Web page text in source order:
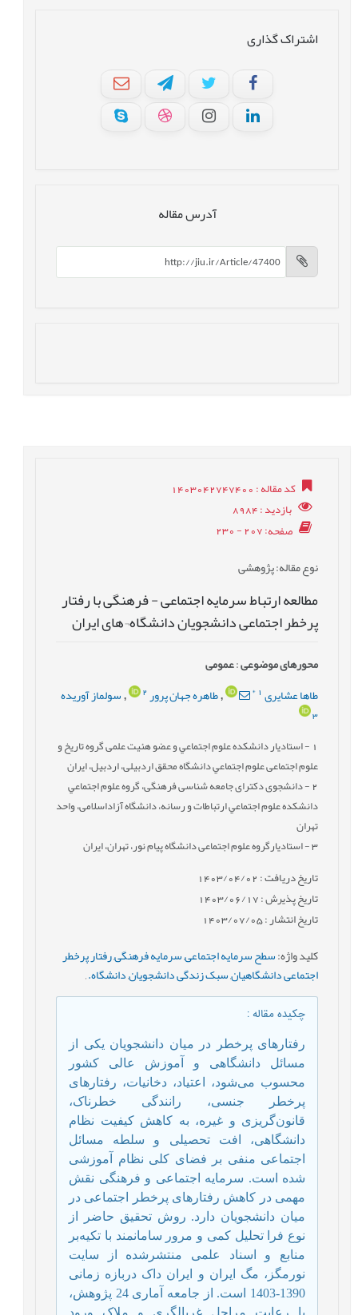
اشتراک گذاری
آدرس مقاله
کد مقاله: 1403042747400
بازدید: 8984
صفحه: 207 - 230
نوع مقاله: پژوهشی
مطالعه ارتباط سرمایه اجتماعی - فرهنگی با رفتار
پرخطر اجتماعی دانشجویان دانشگاه¬های ایران
محورهای موضوعی:عمومى
طاها عشایری *
,طاهره جهان پرور 2
,سولماز آوریده
3
- استادیار دانشكده علوم اجتماعي و عضو هئیت علمی گروه تاریخ و
علوم اجتماعی علوم اجتماعي دانشگاه محقق اردبیلی، اردبیل، ایران
2- دانشجوی دکترای جامعه شناسی فرهنگی، گروه علوم اجتماعي
دانشكده علوم اجتماعي ارتباطات و رسانه، دانشگاه آزاداسلامی، واحد
تهران
3- استادیارگروه علوم اجتماعی دانشگاه پیام نور، تهران، ایران
تاریخ دریافت : 1403/04/02
تاریخ پذیرش : 1403/06/17
تاریخ انتشار : 1403/07/05
کلید واژه:سطح سرمایه اجتماعی,سرمایه فرهنگی,رفتار پرخطر
اجتماعی دانشگاهیان,سبک زندگی دانشجویان,دانشگاه.,
چکیده مقاله:
رفتارهای پرخطر در میان دانشجویان یکی از
مسائل دانشگاهی و آموزش عالی کشور
محسوب می‌شود، اعتیاد، دخانیات، رفتارهای
پرخطر جنسی، رانندگی خطرناک،
قانون‌گریزی و غیره، به کاهش کیفیت نظام
دانشگاهی، افت تحصیلی و سلطه مسائل
اجتماعی منفی بر فضای کلی نظام آموزشی
شده است. سرمایه اجتماعی و فرهنگی نقش
مهمی در کاهش رفتارهای پرخطر اجتماعی در
میان دانشجویان دارد. روش تحقیق حاضر از
نوع فرا تحلیل کمی و مرور سامانمند با تکیه‌بر
منابع و اسناد علمی منتشرشده از سایت
نورمگز، مگ ایران و ایران داک دربازه زمانی
1390-1403 است. از جامعه آماری 24 پژوهش،
با رعایت مراحل غربالگری و ملاک ورود